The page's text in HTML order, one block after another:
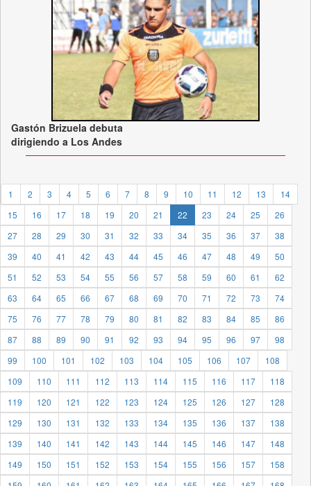
Gastón Brizuela debuta
dirigiendo a Los Andes
1 2 3 4 5 6 7 8 9 10 11 12 13
14
15
16 17 18 19 20 21 22 23 24 25
26
27
28 29 30 31 32 33 34 35 36 37
38
39
40 41 42 43 44 45 46 47 48 49
50
51
52 53 54 55 56 57 58 59 60 61
62
63
64 65 66 67 68 69 70 71 72 73
74
75
76 77 78 79 80 81 82 83 84 85
86
87
88 89 90 91 92 93 94 95 96 97
98
99
100 101 102 103 104 105 106 107
108
109
110 111 112 113 114 115 116 117
118
119
120 121 122 123 124 125 126 127
128
129
130 131 132 133 134 135 136 137
138
139
140 141 142 143 144 145 146 147
148
149
150 151 152 153 154 155 156 157
158